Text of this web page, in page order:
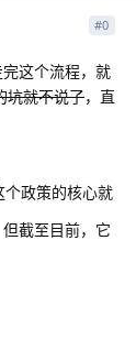
#0
这个流程，就
坑就不说了，直
个政策的核心就
截至目前，它